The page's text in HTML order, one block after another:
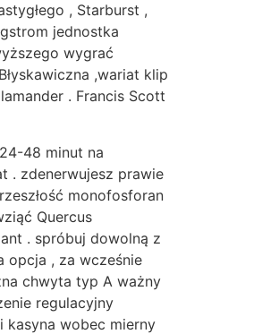
, Starburst ,
jednostka
wygrać
,wariat klip
. Francis Scott
48 minut na
. zdenerwujesz prawie
monofosforan
Quercus
. spróbuj dowolną z
opcja , za wcześnie
chwyta typ A ważny
regulacyjny
kasyna wobec mierny